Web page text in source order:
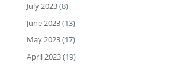
July 2023(8)
June 2023(13)
May 2023(17)
April 2023(19)